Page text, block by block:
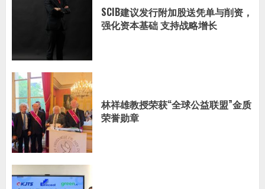
SCIB建议发行附加股送凭单与削资，
强化资本基础 支持战略增长
林祥雄教授荣获“全球公益联盟”金质
荣誉勋章